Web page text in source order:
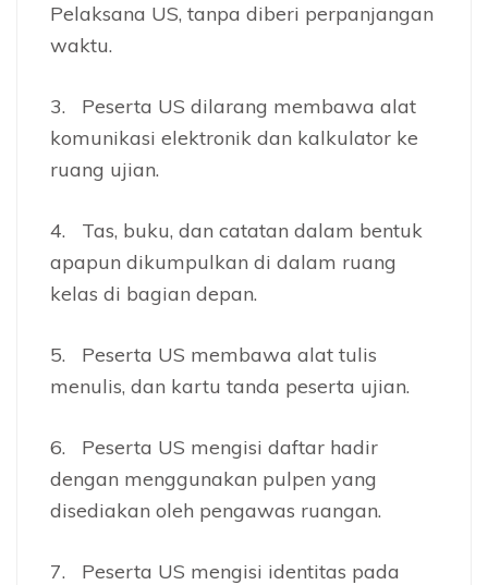
Pelaksana US, tanpa diberi perpanjangan
waktu.
3. Peserta US dilarang membawa alat
komunikasi elektronik dan kalkulator ke
ruang ujian.
4. Tas, buku, dan catatan dalam bentuk
apapun dikumpulkan di dalam ruang
kelas di bagian depan.
5. Peserta US membawa alat tulis
menulis, dan kartu tanda peserta ujian.
6. Peserta US mengisi daftar hadir
dengan menggunakan pulpen yang
disediakan oleh pengawas ruangan.
7. Peserta US mengisi identitas pada